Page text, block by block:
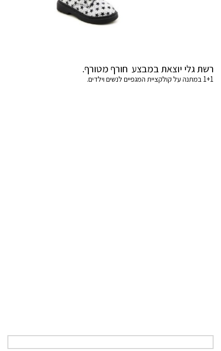
רשת גלי יוצאת במבצע חורף מטורף.
1+1 במתנה על קולקציית המגפיים לנשים וילדים.